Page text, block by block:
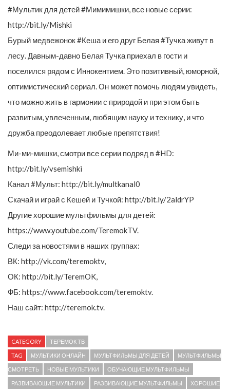
#Мультик для детей #Мимимишки, все новые серии:
http://bit.ly/Mishki
Бурый медвежонок #Кеша и его друг Белая #Тучка живут в
лесу. Давным-давно Белая Тучка приехал в гости и
поселился рядом с Иннокентием. Это позитивный, юморной,
оптимистический сериал. Он может помочь людям увидеть,
что можно жить в гармонии с природой и при этом быть
развитым, увлеченным, любящим науку и технику, и что
дружба преодолевает любые препятствия!
Ми-ми-мишки, смотри все серии подряд в #HD:
http://bit.ly/vsemishki
Канал #Мульт: http://bit.ly/multkanal0
Скачай и играй с Кешей и Тучкой: http://bit.ly/2aldrYP
Другие хорошие мультфильмы для детей:
https://www.youtube.com/TeremokTV.
Следи за новостями в наших группах:
ВК: http://vk.com/teremoktv,
ОК: http://bit.ly/TeremOK,
ФБ: https://www.facebook.com/teremoktv.
Наш сайт: http://teremok.tv.
CATEGORY ТЕРЕМОК ТВ
TAG МУЛЬТИКИ ОНЛАЙН МУЛЬТФИЛЬМЫ ДЛЯ ДЕТЕЙ МУЛЬТФИЛЬМЫ
СМОТРЕТЬ НОВЫЕ МУЛЬТИКИ ОБУЧАЮЩИЕ МУЛЬТФИЛЬМЫ
РАЗВИВАЮЩИЕ МУЛЬТИКИ РАЗВИВАЮЩИЕ МУЛЬТФИЛЬМЫ ХОРОШИЕ